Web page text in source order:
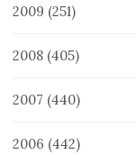
2009 (251)
2008 (405)
2007 (440)
2006 (442)